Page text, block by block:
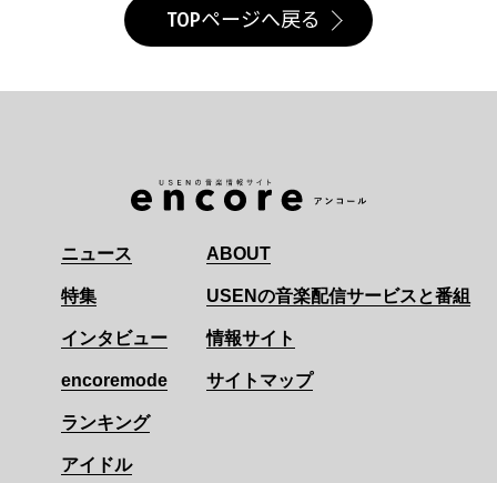
TOPページへ戻る
ニュース
特集
インタビュー
encoremode
ランキング
アイドル
ABOUT
USENの音楽配信サービスと番組
情報サイト
サイトマップ